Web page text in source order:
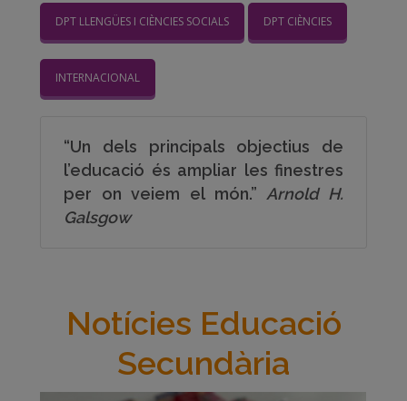
DPT LLENGÜES I CIÈNCIES SOCIALS DPT CIÈNCIES
INTERNACIONAL
“Un dels principals objectius de
l’educació és ampliar les finestres
per on veiem el món.”Arnold H.
Galsgow
Notícies Educació
Secundària